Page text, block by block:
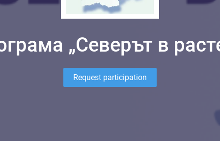
„Северът в
Request participation